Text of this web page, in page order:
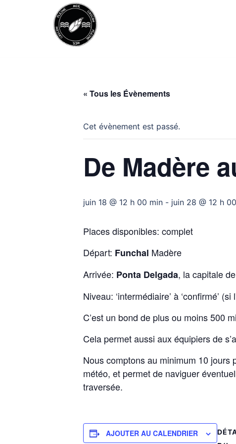
« Tous les Évènements
Cet évènement est passé.
De Madère
juin 18 @ 12 h 00 min - juin 28 @ 12 h
Places disponibles: complet
Départ: Funchal Madère
Arrivée: Ponta Delgada, la capitale
Niveau: ‘intermédiaire’ à ‘confirmé’
C’est un bond de plus ou moins 500
Cela permet aussi aux équipiers de
Nous comptons au minimum 10 jours
météo, et permet de naviguer
traversée.
AJOUTER AU CALENDRIER